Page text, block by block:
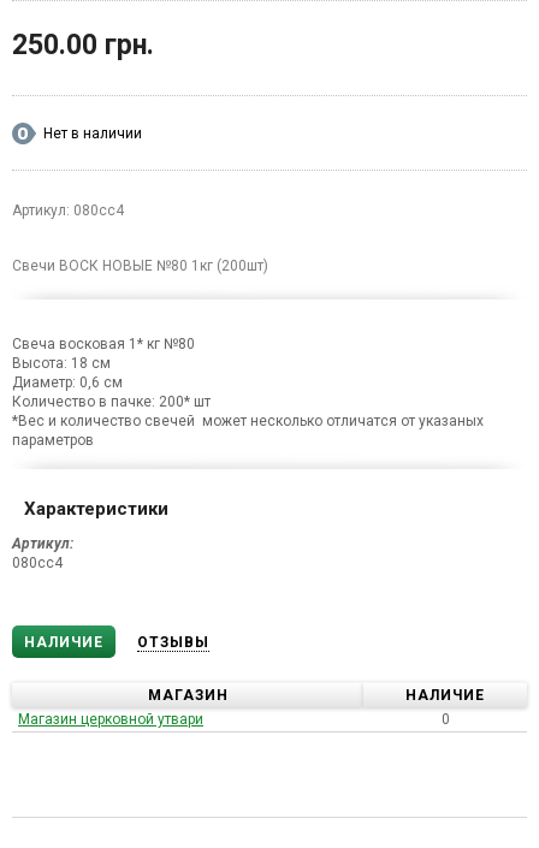
250.00 грн.
Нет в наличии
Артикул: 080сс4
Свечи ВОСК НОВЫЕ №80 1кг (200шт)
Свеча восковая 1* кг №80
Высота: 18 см
Диаметр: 0,6 см
Количество в пачке: 200* шт
*Вес и количество свечей может несколько отличатся от указаных
параметров
Характеристики
Артикул:
080сс4
НАЛИЧИЕ ОТЗЫВЫ
МАГАЗИН
НАЛИЧИЕ
Магазин церковной утвари
0